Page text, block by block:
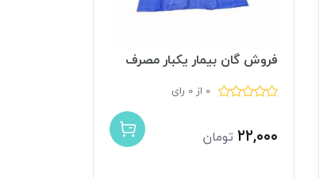
فروش گان بیمار یکبار مصرف
0 از 0 رای
۲۲,۰۰۰ تومان